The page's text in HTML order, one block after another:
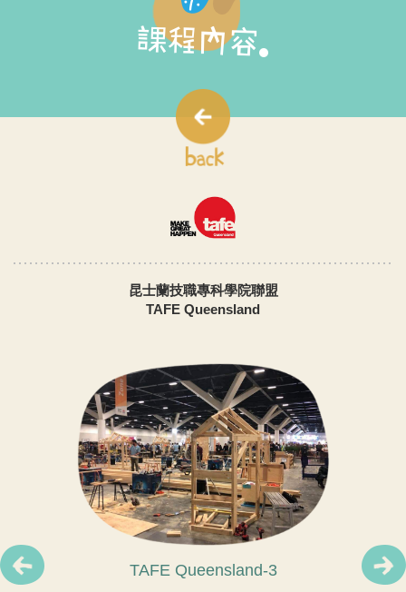
昆士蘭技職專科學院聯盟
TAFE Queensland
TAFE Queensland-8
TAFE Queensland-1
TAFE Queensland-2
TAFE Queensland-3